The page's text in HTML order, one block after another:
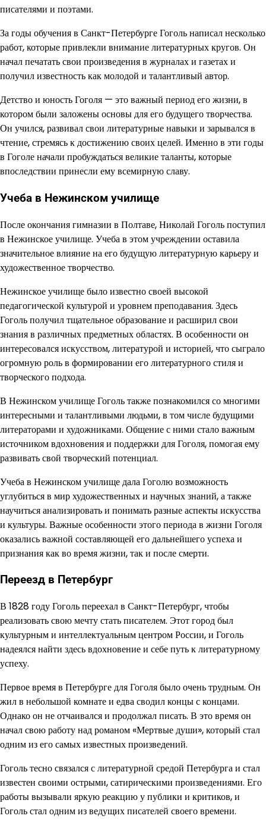
писателями и поэтами.
За годы обучения в Санкт-Петербурге Гоголь написал несколько
работ, которые привлекли внимание литературных кругов. Он
начал печатать свои произведения в журналах и газетах и
получил известность как молодой и талантливый автор.
Детство и юность Гоголя — это важный период его жизни, в
котором были заложены основы для его будущего творчества.
Он учился, развивал свои литературные навыки и зарывался в
чтение, стремясь к достижению своих целей. Именно в эти годы
в Гоголе начали пробуждаться великие таланты, которые
впоследствии принесли ему всемирную славу.
Учеба в Нежинском училище
После окончания гимназии в Полтаве, Николай Гоголь поступил
в Нежинское училище. Учеба в этом учреждении оставила
значительное влияние на его будущую литературную карьеру и
художественное творчество.
Нежинское училище было известно своей высокой
педагогической культурой и уровнем преподавания. Здесь
Гоголь получил тщательное образование и расширил свои
знания в различных предметных областях. В особенности он
интересовался искусством, литературой и историей, что сыграло
огромную роль в формировании его литературного стиля и
творческого подхода.
В Нежинском училище Гоголь также познакомился со многими
интересными и талантливыми людьми, в том числе будущими
литераторами и художниками. Общение с ними стало важным
источником вдохновения и поддержки для Гоголя, помогая ему
развивать свой творческий потенциал.
Учеба в Нежинском училище дала Гоголю возможность
углубиться в мир художественных и научных знаний, а также
научиться анализировать и понимать разные аспекты искусства
и культуры. Важные особенности этого периода в жизни Гоголя
оказались важной составляющей его дальнейшего успеха и
признания как во время жизни, так и после смерти.
Переезд в Петербург
В 1828 году Гоголь переехал в Санкт-Петербург, чтобы
реализовать свою мечту стать писателем. Этот город был
культурным и интеллектуальным центром России, и Гоголь
надеялся найти здесь вдохновение и себе путь к литературному
успеху.
Первое время в Петербурге для Гоголя было очень трудным. Он
жил в небольшой комнате и едва сводил концы с концами.
Однако он не отчаивался и продолжал писать. В это время он
начал свою работу над романом «Мертвые души», который стал
одним из его самых известных произведений.
Гоголь тесно связался с литературной средой Петербурга и стал
известен своими острыми, сатирическими произведениями. Его
работы вызывали яркую реакцию у публики и критиков, и
Гоголь стал одним из ведущих писателей своего времени.